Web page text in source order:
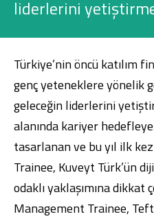
Yatırım Fonları
Ticari Kartlar
Tarım Finansmanı
Leasing
liderlerini
Türkiye’nin öncü katılım
genç yeteneklere yönelik
geleceğin liderlerini
alanında kariyer
tasarlanan ve bu yıl ilk
Trainee, Kuveyt Türk’ün
odaklı yaklaşımına dikkat
Management Trainee,